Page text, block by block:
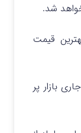
شد.
قیمت
بازار پر